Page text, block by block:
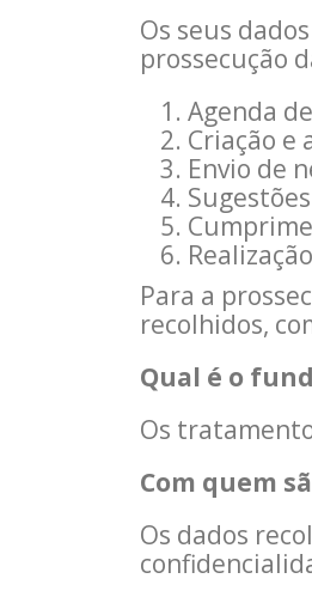
Os seus
prossecução
Agenda
Criação e
Envio de
Para a
recolhidos,
Qual é o
Os
Com quem
Os dados